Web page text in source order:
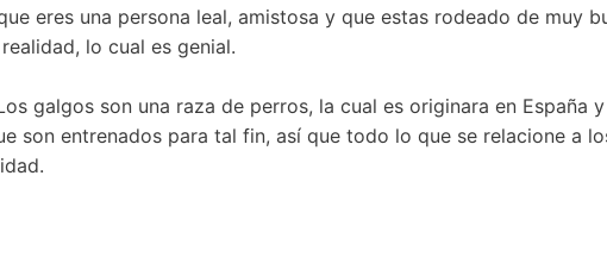
eres una persona leal, amistosa y que estas rodeado de muy
lo cual es genial.
galgos son una raza de perros, la cual es originara en España
son entrenados para tal fin, así que todo lo que se relacione a